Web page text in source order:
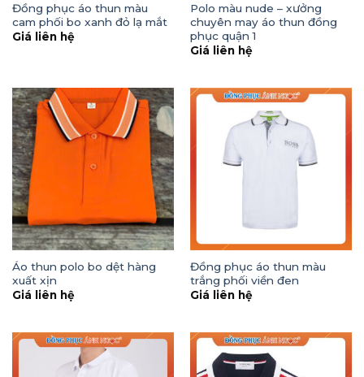
Đồng phục áo thun màu
cam phối bo xanh đỏ lạ mắt
Giá liên hệ
Polo màu nude – xưởng
chuyên may áo thun đồng
phục quận 1
Giá liên hệ
Áo thun polo bo dệt hàng
xuất xịn
Giá liên hệ
Đồng phục áo thun màu
trắng phối viền đen
Giá liên hệ